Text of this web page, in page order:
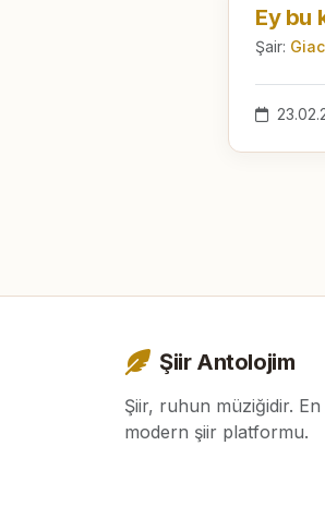
Ey bu
Şair:
Şiir Antolojim
Şiir, ruhun müziğidir.
modern şiir platformu.